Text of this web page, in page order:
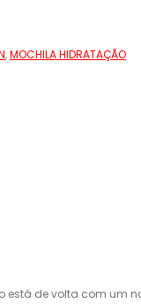
,MOCHILA HIDRATAÇÃO
de volta com um